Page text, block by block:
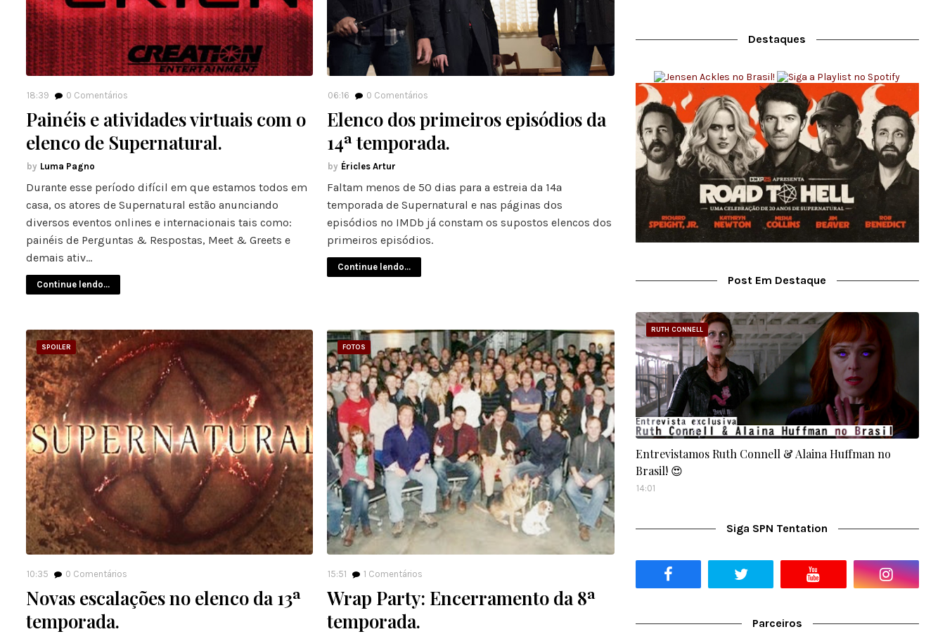
18:39 0 Comentários
Painéis e atividades virtuais com o
elenco de Supernatural.
Luma Pagno
Durante esse período difícil em que estamos todos em
casa, os atores de Supernatural estão anunciando
diversos eventos onlines e internacionais tais como:
painéis de Perguntas & Respostas, Meet & Greets e
demais ativ…
Continue lendo...
06:16 0 Comentários
Elenco dos primeiros episódios da
14ª temporada.
Éricles Artur
Faltam menos de 50 dias para a estreia da 14ª
temporada de Supernatural e nas páginas dos
episódios no IMDb já constam os supostos elencos dos
primeiros episódios.
Continue lendo...
SPOILER
10:35 0 Comentários
Novas escalações no elenco da 13ª
temporada.
FOTOS
15:51 1 Comentários
Wrap Party: Encerramento da 8ª
temporada.
Destaques
Post Em Destaque
RUTH CONNELL
Entrevistamos Ruth Connell & Alaina Huffman no
Brasil! 😍
14:01
Siga SPN Tentation
Parceiros